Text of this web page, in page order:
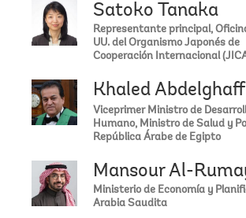
Satoko Tanaka
Representante principal,
UU. del Organismo Japonés de
Cooperación Internacional
Khaled
Viceprimer Ministro de
Humano, Ministro de Salud y
República Árabe de Egipto
Mansour Al-
Ministerio de Economía y
Arabia Saudita